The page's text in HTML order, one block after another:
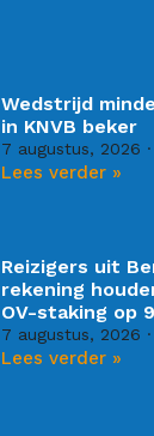
Wedstrijd
in KNVB beker
7 augustus, 2026
Lees verder »
Reizigers uit
rekening
OV-staking op
7 augustus, 2026
Lees verder »